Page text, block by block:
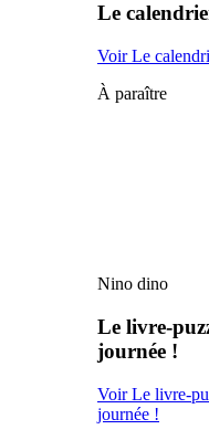
Le
Voir Le
À paraître
Nino dino
Le livre-
journée !
Voir Le livre-
journée !